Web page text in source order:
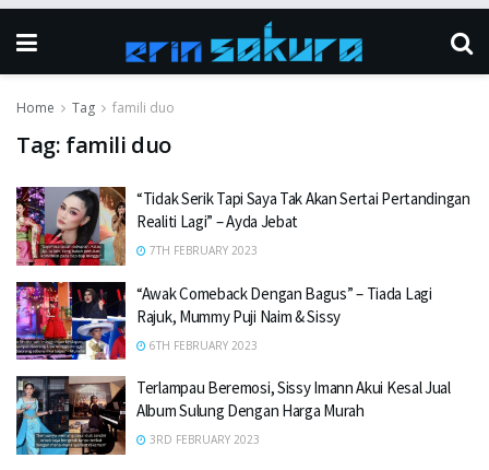
Home Tag famili duo
Tag: famili duo
“Tidak Serik Tapi Saya Tak Akan Sertai Pertandingan
Realiti Lagi” – Ayda Jebat
7TH FEBRUARY 2023
“Awak Comeback Dengan Bagus” – Tiada Lagi
Rajuk, Mummy Puji Naim & Sissy
6TH FEBRUARY 2023
Terlampau Beremosi, Sissy Imann Akui Kesal Jual
Album Sulung Dengan Harga Murah
3RD FEBRUARY 2023